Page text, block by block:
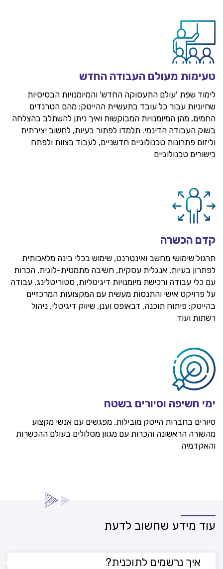
טעימות מעולם העבודה החדש
לימוד שפת 'עולם התעסוקה החדש' והמיומנויות הבסיסיות
שחיוניות עבור כל עובד בתעשיית ההייטק: מהם הטרנדים
החמים, מהן המיומנויות המבוקשות ואיך ניתן להשתלב בהצלחה
בשוק העבודה הדינמי. תלמדו לפתור בעיות, לחשוב יצירתית
וליזום פתרונות טכנולוגיים חדשניים, לעבוד בצוות ולפתח
כישורים טכנולוגיים
קדם הכשרה
תרגול שימושי מחשב ואינטרנט, שימוש בכלי בינה מלאכותית
לפתרון בעיות, אנגלית עסקית, חשיבה מתמטית-לוגית, הכרות
עם כלי עבודה ורכישת מיומנויות דיגיטליות, סטוריטלינג, עבודה
על פרויקט אישי והתנסות מעשית עם המקצועות המרכזיים
בהייטק: פיתוח תוכנה, דבאופס וענן, שיווק דיגיטלי, ניהול
רשתות ועוד
ימי חשיפה וסיורים בשטח
סיורים בחברות הייטק מובילות, מפגשים עם אנשי מקצוע
מהשורה הראשונה והכרות עם מגוון מסלולים בעולם ההכשרות
והאקדמיה
עוד מידע שחשוב לדעת
איך נרשמים לתוכנית? +